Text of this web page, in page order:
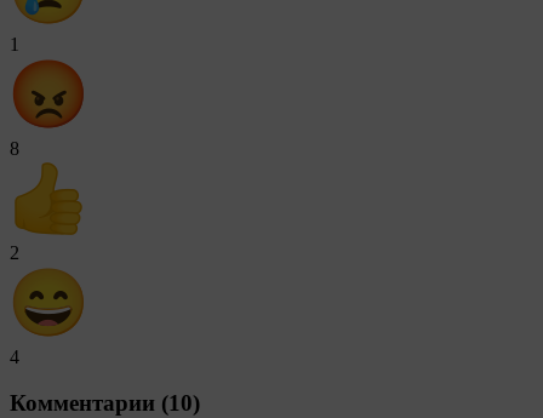
1
8
2
4
Комментарии (10)